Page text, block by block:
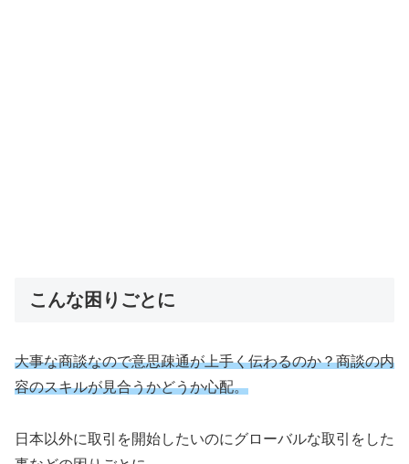
こんな困りごとに
大事な商談なので意思疎通が上手く伝わるのか？商談の内
容のスキルが見合うかどうか心配。
日本以外に取引を開始したいのにグローバルな取引をした